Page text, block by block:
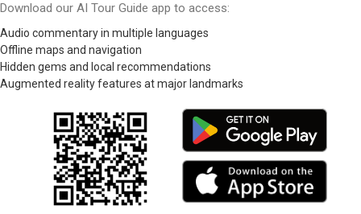
Download our AI Tour Guide app to access:
Audio commentary in multiple languages
Offline maps and navigation
Hidden gems and local recommendations
Augmented reality features at major landmarks